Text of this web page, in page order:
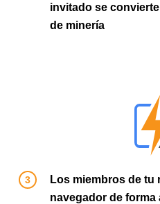
invitado se
de minería
Los miembros de tu
navegador de forma